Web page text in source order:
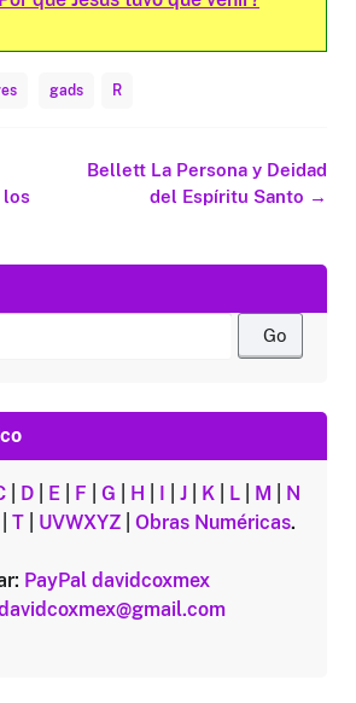
gads R
los
Bellett La Persona y Deidad
del Espíritu Santo →
| D| E| F G H I J| K| L| M
N
T| UVWXYZ| Obras Numéricas.
PayPal davidcoxmex